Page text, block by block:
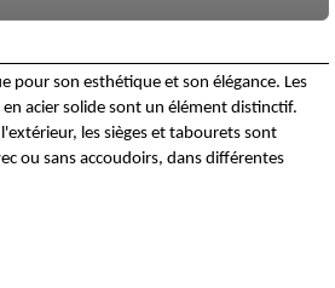
pour son esthétique et son élégance. Les
acier solide sont un élément distinctif.
les sièges et tabourets sont
ou sans accoudoirs, dans différentes